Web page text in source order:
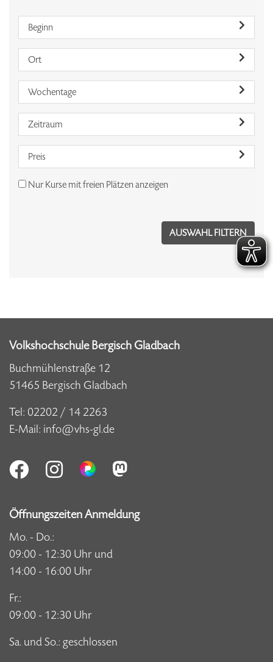
Beginn
Ort
Wochentage
Zeitraum
Preis
Nur Kurse mit freien Plätzen anzeigen
Volkshochschule Bergisch Gladbach
Buchmühlenstraße 12
51465 Bergisch Gladbach
Tel: 02202 / 14 2263
E-Mail: info@vhs-gl.de
Öffnungszeiten Anmeldung
Mo. - Do.:
09:00 - 12:30 Uhr und
14:00 - 16:00 Uhr
Fr.:
09:00 - 12:30 Uhr
Sa. und So.: geschlossen